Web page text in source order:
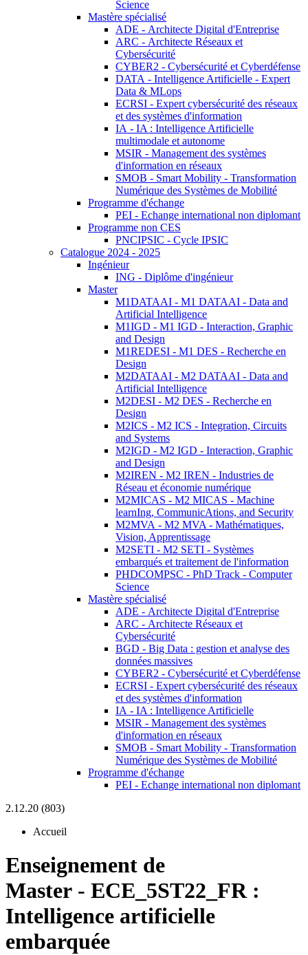
Science
Mastère spécialisé
ADE - Architecte Digital d'Entreprise
ARC - Architecte Réseaux et
Cybersécurité
CYBER2 - Cybersécurité et Cyberdéfense
DATA - Intelligence Artificielle - Expert
Data & MLops
ECRSI - Expert cybersécurité des réseaux
et des systèmes d'information
IA - IA : Intelligence Artificielle
multimodale et autonome
MSIR - Management des systèmes
d'information en réseaux
SMOB - Smart Mobility - Transformation
Numérique des Systèmes de Mobilité
Programme d'échange
PEI - Echange international non diplomant
Programme non CES
PNCIPSIC - Cycle IPSIC
Catalogue 2024 - 2025
Ingénieur
ING - Diplôme d'ingénieur
Master
M1DATAAI - M1 DATAAI - Data and
Artificial Intelligence
M1IGD - M1 IGD - Interaction, Graphic
and Design
M1REDESI - M1 DES - Recherche en
Design
M2DATAAI - M2 DATAAI - Data and
Artificial Intelligence
M2DESI - M2 DES - Recherche en
Design
M2ICS - M2 ICS - Integration, Circuits
and Systems
M2IGD - M2 IGD - Interaction, Graphic
and Design
M2IREN - M2 IREN - Industries de
Réseau et économie numérique
M2MICAS - M2 MICAS - Machine
learnIng, CommunicAtions, and Security
M2MVA - M2 MVA - Mathématiques,
Vision, Apprentissage
M2SETI - M2 SETI - Systèmes
embarqués et traitement de l'information
PHDCOMPSC - PhD Track - Computer
Science
Mastère spécialisé
ADE - Architecte Digital d'Entreprise
ARC - Architecte Réseaux et
Cybersécurité
BGD - Big Data : gestion et analyse des
données massives
CYBER2 - Cybersécurité et Cyberdéfense
ECRSI - Expert cybersécurité des réseaux
et des systèmes d'information
IA - IA : Intelligence Artificielle
MSIR - Management des systèmes
d'information en réseaux
SMOB - Smart Mobility - Transformation
Numérique des Systèmes de Mobilité
Programme d'échange
PEI - Echange international non diplomant
2.12.20 (803)
Accueil
Enseignement de
Master - ECE_5ST22_FR :
Intelligence artificielle
embarquée